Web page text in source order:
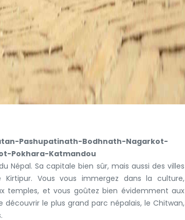
Pashupatinath-Bodhnath-Nagarkot-
Pokhara-Katmandou
Népal. Sa capitale bien sûr, mais aussi des villes
Vous vous immergez dans la culture,
temples, et vous goûtez bien évidemment aux
le plus grand parc népalais, le Chitwan,